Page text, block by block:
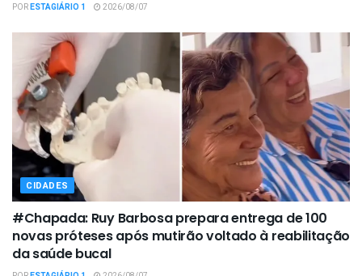
PORESTAGIÁRIO 1 2026/08/07
CIDADES
#Chapada: Ruy Barbosa prepara entrega de 100
novas próteses após mutirão voltado à reabilitação
da saúde bucal